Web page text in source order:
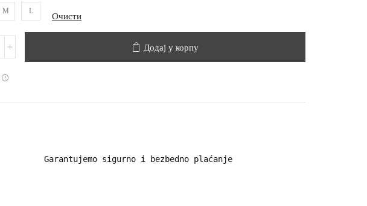
M L
Очисти
Додај у корпу
Garantujemo sigurno i bezbedno plaćanje